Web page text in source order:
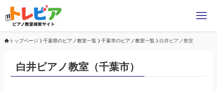
トップページ 千葉県のピアノ教室一覧 千葉市のピアノ教室一覧 白井ピアノ教室
白井ピアノ教室（千葉市）